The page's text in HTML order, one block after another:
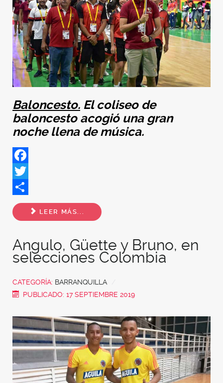
Baloncesto. El coliseo de
baloncesto acogió una gran
noche llena de música.
Facebook
Twitter
Share
LEER MÁS...
Angulo, Güette y Bruno, en
selecciones Colombia
CATEGORÍA: BARRANQUILLA
PUBLICADO: 17 SEPTIEMBRE 2019